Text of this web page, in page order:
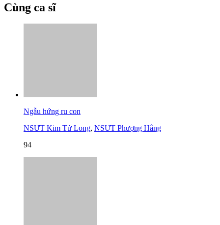
Cùng ca sĩ
Ngẫu hứng ru con
NSƯT Kim Tử Long, NSƯT Phượng Hằng
94